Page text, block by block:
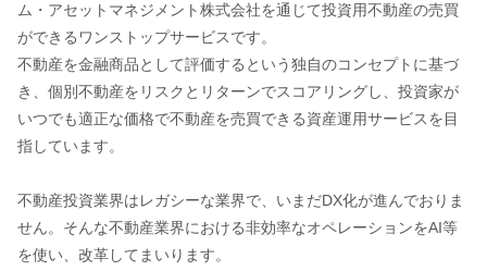
ム・アセットマネジメント株式会社を通じて投資用不動産の売買
ができるワンストップサービスです。
不動産を金融商品として評価するという独自のコンセプトに基づ
き、個別不動産をリスクとリターンでスコアリングし、投資家が
いつでも適正な価格で不動産を売買できる資産運用サービスを目
指しています。
不動産投資業界はレガシーな業界で、いまだDX化が進んでおりま
せん。そんな不動産業界における非効率なオペレーションをAI等
を使い、改革してまいります。